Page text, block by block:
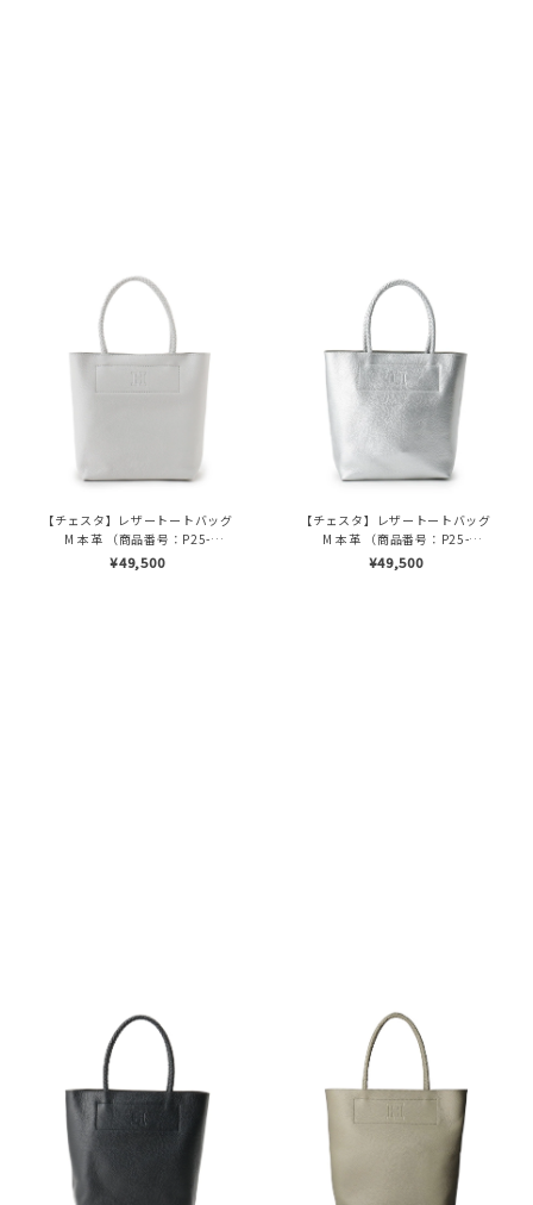
【チェスタ】レザートートバッグ
M 本革 （商品番号：P25-
30008）
¥49,500
【チェスタ】レザートートバッグ
M 本革 （商品番号：P25-
30008）
¥49,500